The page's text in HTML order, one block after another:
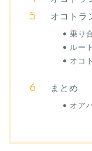
オコトラ
乗り
ルー
オコ
まとめ
オア